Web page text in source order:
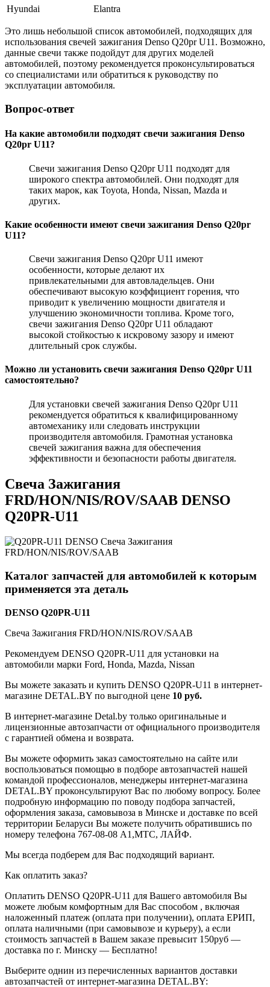
Hyundai
Elantra
Это лишь небольшой список автомобилей, подходящих для
использования свечей зажигания Denso Q20pr U11. Возможно,
данные свечи также подойдут для других моделей
автомобилей, поэтому рекомендуется проконсультироваться
со специалистами или обратиться к руководству по
эксплуатации автомобиля.
Вопрос-ответ
На какие автомобили подходят свечи зажигания Denso
Q20pr U11?
Свечи зажигания Denso Q20pr U11 подходят для
широкого спектра автомобилей. Они подходят для
таких марок, как Toyota, Honda, Nissan, Mazda и
других.
Какие особенности имеют свечи зажигания Denso Q20pr
U11?
Свечи зажигания Denso Q20pr U11 имеют
особенности, которые делают их
привлекательными для автовладельцев. Они
обеспечивают высокую коэффициент горения, что
приводит к увеличению мощности двигателя и
улучшению экономичности топлива. Кроме того,
свечи зажигания Denso Q20pr U11 обладают
высокой стойкостью к искровому зазору и имеют
длительный срок службы.
Можно ли установить свечи зажигания Denso Q20pr U11
самостоятельно?
Для установки свечей зажигания Denso Q20pr U11
рекомендуется обратиться к квалифицированному
автомеханику или следовать инструкции
производителя автомобиля. Грамотная установка
свечей зажигания важна для обеспечения
эффективности и безопасности работы двигателя.
Свеча Зажигания
FRD/HON/NIS/ROV/SAAB DENSO
Q20PR-U11
Каталог запчастей для автомобилей к которым
применяется эта деталь
DENSO Q20PR-U11
Свеча Зажигания FRD/HON/NIS/ROV/SAAB
Рекомендуем DENSO Q20PR-U11 для установки на
автомобили марки Ford, Honda, Mazda, Nissan
Вы можете заказать и купить DENSO Q20PR-U11 в интернет-
магазине DETAL.BY по выгодной цене 10 руб.
В интернет-магазине Detal.by только оригинальные и
лицензионные автозапчасти от официального производителя
с гарантией обмена и возврата.
Вы можете оформить заказ самостоятельно на сайте или
воспользоваться помощью в подборе автозапчастей нашей
командой профессионалов, менеджеры интернет-магазина
DETAL.BY проконсультируют Вас по любому вопросу. Более
подробную информацию по поводу подбора запчастей,
оформления заказа, самовывоза в Минске и доставке по всей
территории Беларуси Вы можете получить обратившись по
номеру телефона 767-08-08 А1,МТС, ЛАЙФ.
Мы всегда подберем для Вас подходящий вариант.
Как оплатить заказ?
Оплатить DENSO Q20PR-U11 для Вашего автомобиля Вы
можете любым комфортным для Вас способом , включая
наложенный платеж (оплата при получении), оплата ЕРИП,
оплата наличными (при самовывозе и курьеру), а если
стоимость запчастей в Вашем заказе превысит 150руб —
доставка по г. Минску — Бесплатно!
Выберите однин из перечисленных вариантов доставки
автозапчастей от интернет-магазина DETAL.BY: